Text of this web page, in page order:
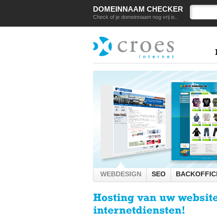
DOMEINNAAM CHECKER
Check of je domeinnaam nog vrij is..
WEBDESIGN SEO